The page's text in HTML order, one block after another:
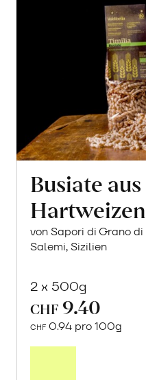
Busiate
Hartweizen
von Sapori di Grano
Salemi, Sizilien
2 x 500g
CHF 9.40
CHF 0.94 pro 100g